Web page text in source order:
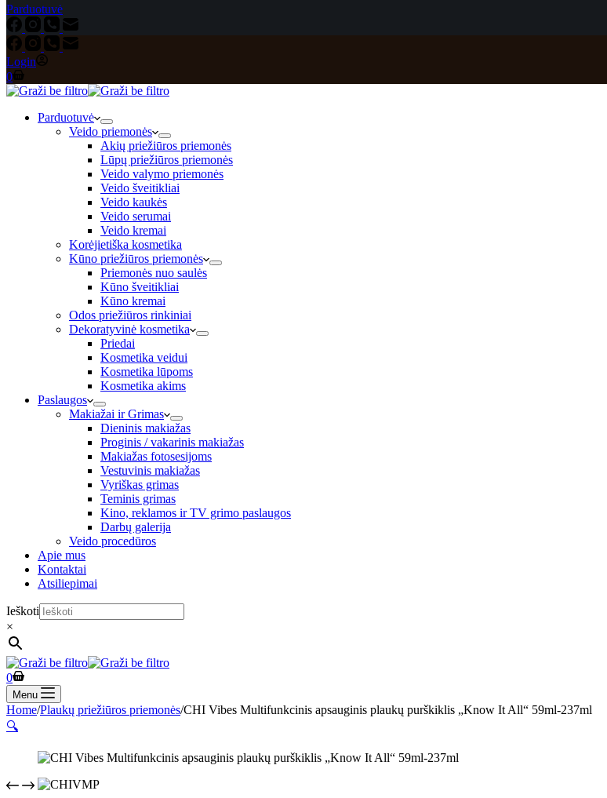
Parduotuvė
Login
Shopping
cart
0
Parduotuvė
Veido priemonės
Akių priežiūros priemonės
Lūpų priežiūros priemonės
Veido valymo priemonės
Veido šveitikliai
Veido kaukės
Veido serumai
Veido kremai
Korėjietiška kosmetika
Kūno priežiūros priemonės
Priemonės nuo saulės
Kūno šveitikliai
Kūno kremai
Odos priežiūros rinkiniai
Dekoratyvinė kosmetika
Priedai
Kosmetika veidui
Kosmetika lūpoms
Kosmetika akims
Paslaugos
Makiažai ir Grimas
Dieninis makiažas
Proginis / vakarinis makiažas
Makiažas fotosesijoms
Vestuvinis makiažas
Vyriškas grimas
Teminis grimas
Kino, reklamos ir TV grimo paslaugos
Darbų galerija
Veido procedūros
Apie mus
Kontaktai
Atsiliepimai
Ieškoti
×
Shopping
cart
0
Menu
Home/Plaukų priežiūros priemonės/CHI Vibes Multifunkcinis apsauginis plaukų purškiklis „Know It All“ 59ml-237ml
🔍